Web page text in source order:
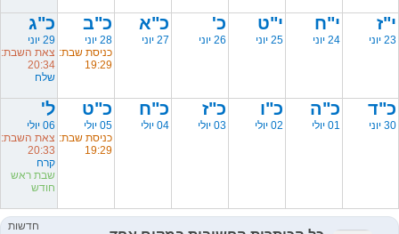
י"ז
23 יוני
י"ח
24 יוני
י"ט
25 יוני
כ'
26 יוני
כ"א
27 יוני
כ"ב
28 יוני
כניסת שבת:
19:29
כ"ג
29 יוני
צאת השבת:
20:34
שלח
כ"ד
30 יוני
כ"ה
01 יולי
כ"ו
02 יולי
כ"ז
03 יולי
כ"ח
04 יולי
כ"ט
05 יולי
כניסת שבת:
19:29
ל'
06 יולי
צאת השבת:
20:33
קרח
שבת ראש
חודש